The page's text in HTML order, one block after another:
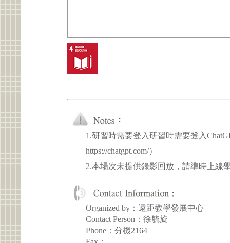
1.研習時需要登入研習時需要登入
https://chatgpt.com/）
2.本場次未提供錄影回放，請準時上線
Organized by：遠距教學發展中心
Contact Person：徐毓旋
Phone：分機2164